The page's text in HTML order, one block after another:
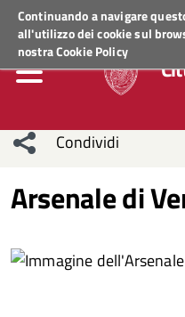
Continuando a navigare
all'utilizzo dei cookie sul
nostraCookie Policy
Regione VenetoACCEDI AI
Condividi
network
Condividi
Arsenale di